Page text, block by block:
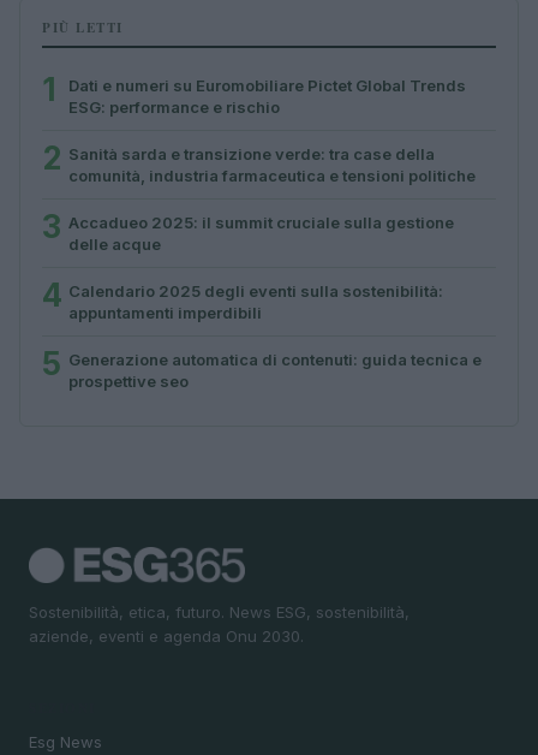
PIÙ LETTI
1
Dati e numeri su Euromobiliare Pictet Global Trends
ESG: performance e rischio
2 Sanità sarda e transizione verde: tra case della
comunità, industria farmaceutica e tensioni politiche
3 Accadueo 2025: il summit cruciale sulla gestione
delle acque
4 Calendario 2025 degli eventi sulla sostenibilità:
appuntamenti imperdibili
5 Generazione automatica di contenuti: guida tecnica e
prospettive seo
Sostenibilità, etica, futuro. News ESG, sostenibilità,
aziende, eventi e agenda Onu 2030.
Esg News